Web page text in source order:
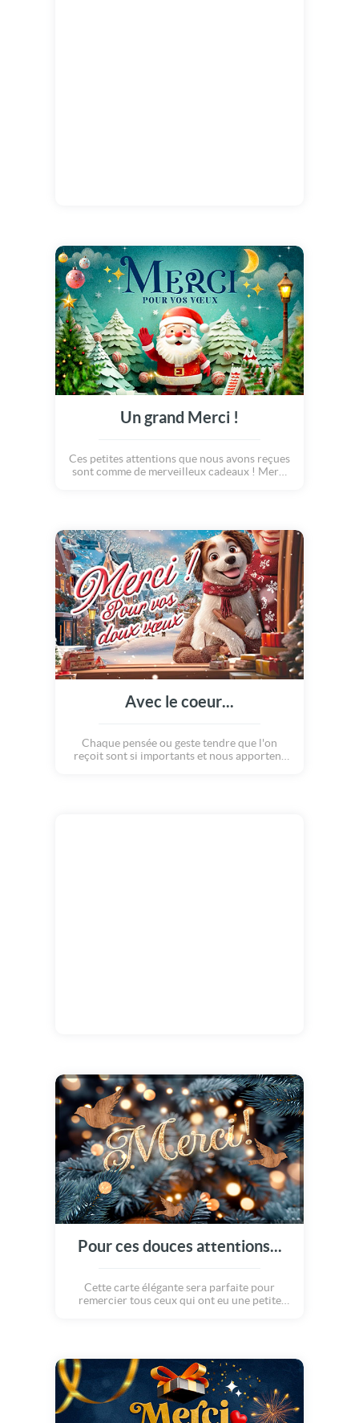
Un grand Merci !
Ces petites attentions que nous avons reçues
sont comme de merveilleux cadeaux ! Merci
Avec le coeur...
Chaque pensée ou geste tendre que l'on
reçoit sont si importants et nous apportent
Pour ces douces attentions...
Cette carte élégante sera parfaite pour
remercier tous ceux qui ont eu une petite